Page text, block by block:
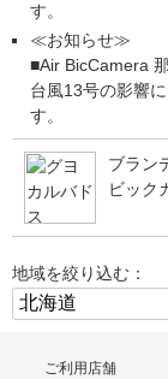
す。
≪お知らせ≫
■Air BicCamera
台風13号の影響
す。
ブラン
ビック
地域を絞り込む：
ご利用店舗